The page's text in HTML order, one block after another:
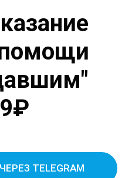
TELEGRAM